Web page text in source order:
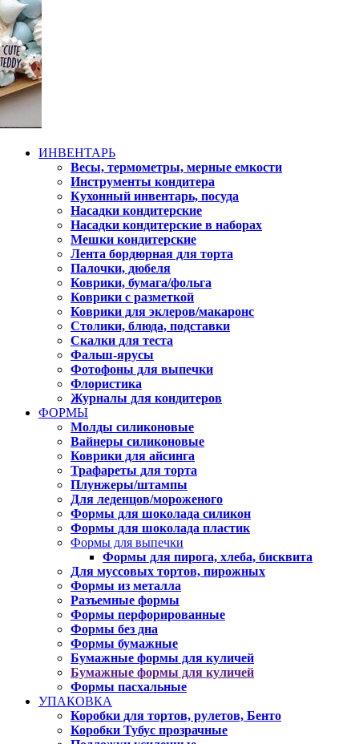
ИНВЕНТАРЬ
Весы, термометры, мерные емкости
Инструменты кондитера
Кухонный инвентарь, посуда
Насадки кондитерские
Насадки кондитерские в наборах
Мешки кондитерские
Лента бордюрная для торта
Палочки, дюбеля
Коврики, бумага/фольга
Коврики с разметкой
Коврики для эклеров/макаронс
Столики, блюда, подставки
Скалки для теста
Фальш-ярусы
Фотофоны для выпечки
Флористика
Журналы для кондитеров
ФОРМЫ
Молды силиконовые
Вайнеры силиконовые
Коврики для айсинга
Трафареты для торта
Плунжеры/штампы
Для леденцов/мороженого
Формы для шоколада силикон
Формы для шоколада пластик
Формы для выпечки
Формы для пирога, хлеба, бисквита
Для муссовых тортов, пирожных
Формы из металла
Разъемные формы
Формы перфорированные
Формы без дна
Формы бумажные
Бумажные формы для куличей
Бумажные формы для куличей
Формы пасхальные
УПАКОВКА
Коробки для тортов, рулетов, Бенто
Коробки Тубус прозрачные